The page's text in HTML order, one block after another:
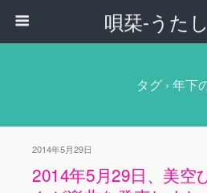
唄栞-うた
タグ › 年下
2014年5月29日
2014年5月29日、美空